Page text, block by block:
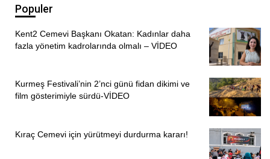
Populer
Kent2 Cemevi Başkanı Okatan: Kadınlar daha
fazla yönetim kadrolarında olmalı – VİDEO
Kurmeş Festivali’nin 2’nci günü fidan dikimi ve
film gösterimiyle sürdü-VİDEO
Kıraç Cemevi için yürütmeyi durdurma kararı!